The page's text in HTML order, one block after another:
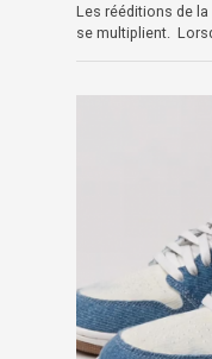
Les rééditions de la
se multiplient.